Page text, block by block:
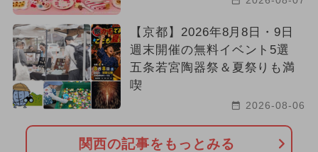
【京都】2026年8月8日・9日
週末開催の無料イベント5選
五条若宮陶器祭＆夏祭りも満
喫
2026-08-06
関西の記事をもっとみる